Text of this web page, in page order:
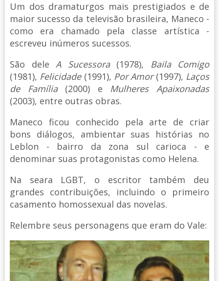
Um dos dramaturgos mais prestigiados e de
maior sucesso da televisão brasileira, Maneco -
como era chamado pela classe artística -
escreveu inúmeros sucessos.
São dele A Sucessora(1978),
Baila Comigo
(1981), Felicidade(1991), Por Amor(1997), Laços
de Família(2000) e Mulheres Apaixonadas
(2003), entre outras obras.
Maneco ficou conhecido pela arte de criar
bons diálogos, ambientar suas histórias no
Leblon - bairro da zona sul carioca - e
denominar suas protagonistas como Helena.
Na seara LGBT, o escritor também deu
grandes contribuições, incluindo o primeiro
casamento homossexual das novelas.
Relembre seus personagens que eram do Vale: